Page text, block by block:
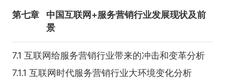
第七章
中国互联网+服务营销行业发展现状及前
景
7.1 互联网给服务营销行业带来的冲击和变革分析
7.1.1 互联网时代服务营销行业大环境变化分析